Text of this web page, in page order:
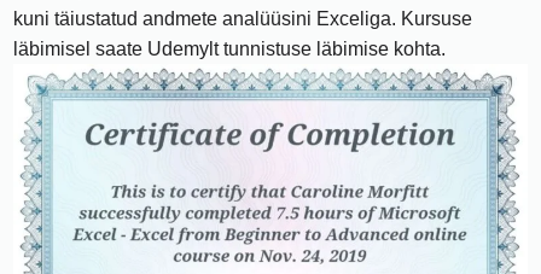
kuni täiustatud andmete analüüsini Exceliga. Kursuse
läbimisel saate Udemylt tunnistuse läbimise kohta.